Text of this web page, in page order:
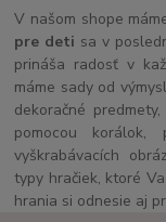
V našom shope
pre deti sa v
prináša radosť v
máme sady od
dekoračné
pomocou korálok,
vyškrabávacích
typy hračiek, ktoré
hrania si odnesie aj